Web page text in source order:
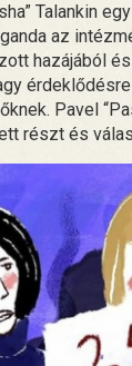
Talankin
az
hazájából
Pavel
részt és